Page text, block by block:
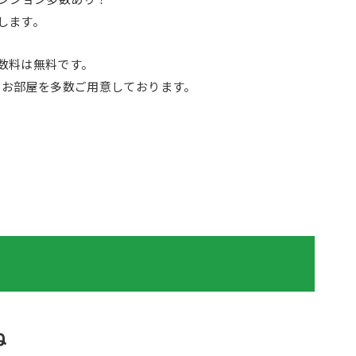
す。
は無料です。
屋を多数ご用意しております。